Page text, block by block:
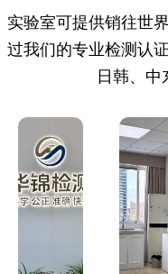
实验室可提供销往世
过我们的专业检测认
日韩、